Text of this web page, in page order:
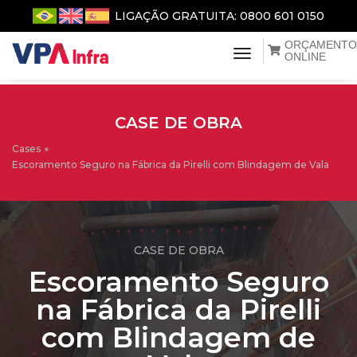
LIGAÇÃO GRATUITA: 0800 601 0150
menu de
ORÇAMENTO
ONLINE
CASE DE OBRA
Cases
Escoramento Seguro na Fábrica da Pirelli com Blindagem de Vala
CASE DE OBRA
Escoramento Seguro
na Fábrica da Pirelli
com Blindagem de